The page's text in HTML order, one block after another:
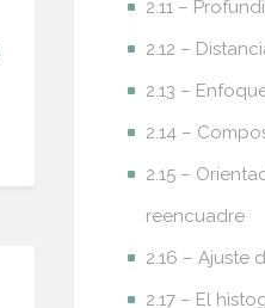
2.11 –
2.12 –
2.13 –
2.14 –
2.15 –
reencuadre
2.16 – Ajuste
2.17 – El